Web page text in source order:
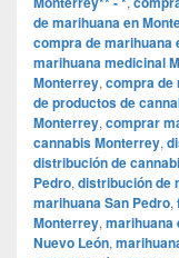
de marihuana en
compra de marihuana
marihuana medicinal
Monterrey, compra de
de productos de
Monterrey, comprar
cannabis Monterrey,
distribución de
Pedro, distribución de
marihuana San Pedro,
Monterrey, marihuana
Nuevo León,